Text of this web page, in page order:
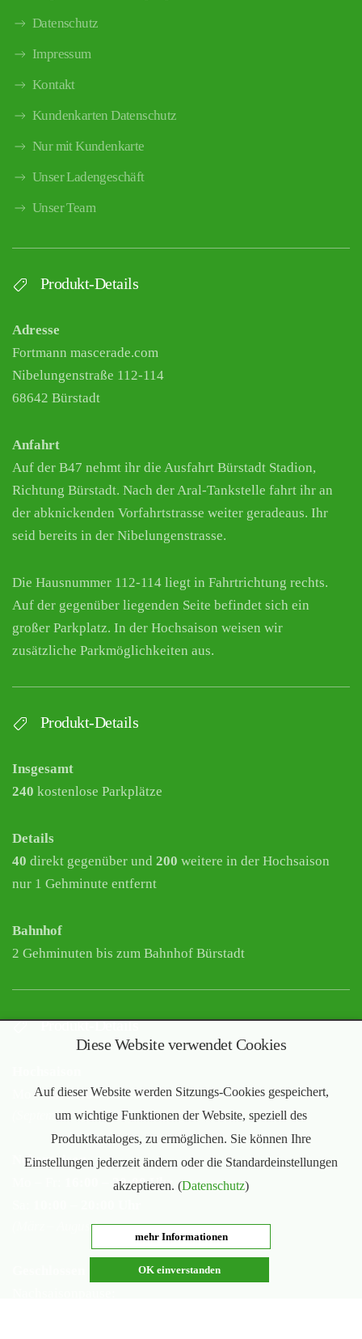
Datenschutz
Impressum
Kontakt
Kundenkarten Datenschutz
Nur mit Kundenkarte
Unser Ladengeschäft
Unser Team
Produkt-Details
Adresse
Fortmann mascerade.com
Nibelungenstraße 112-114
68642 Bürstadt
Anfahrt
Auf der B47 nehmt ihr die Ausfahrt Bürstadt Stadion,
Richtung Bürstadt. Nach der Aral-Tankstelle fahrt ihr an
der abknickenden Vorfahrtstrasse weiter geradeaus. Ihr
seid bereits in der Nibelungenstrasse.
Die Hausnummer 112-114 liegt in Fahrtrichtung rechts.
Auf der gegenüber liegenden Seite befindet sich ein
großer Parkplatz. In der Hochsaison weisen wir
zusätzliche Parkmöglichkeiten aus.
Produkt-Details
Insgesamt
240 kostenlose Parkplätze
Details
40 direkt gegenüber und 200 weitere in der Hochsaison
nur 1 Gehminute entfernt
Bahnhof
2 Gehminuten bis zum Bahnhof Bürstadt
Produkt-Details
Mo – Sa:10:00 – 20:00 Uhr
(September – Februar)
Nebensaison
16:00 – 20:00 Uhr
(März – August)
Diese Website verwendet Cookies
Auf dieser Website werden Sitzungs-Cookies gespeichert,
um wichtige Funktionen der Website, speziell des
Produktkataloges, zu ermöglichen. Sie können Ihre
Einstellungen jederzeit ändern oder die Standardeinstellungen
akzeptieren. (Datenschutz)
mehr Informationen
OK einverstanden